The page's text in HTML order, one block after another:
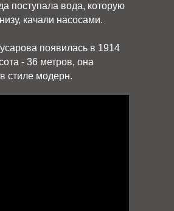
поступала вода, которую
качали насосами.
появилась в 1914
- 36 метров, она
стиле модерн.